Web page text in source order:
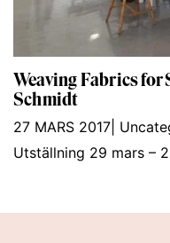
Weaving Fabrics for
Schmidt
27 MARS 2017
Utställning 29 mars –